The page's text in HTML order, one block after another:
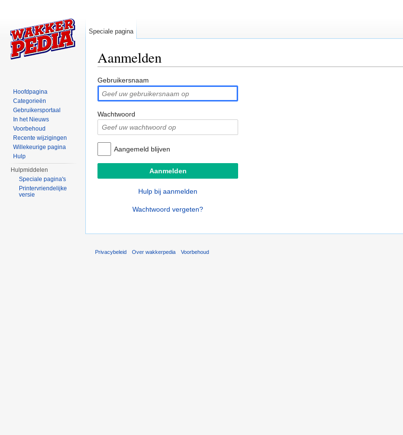
Aanmelden
Gebruikersnaam
Wachtwoord
Aangemeld blijven
Hulp bij aanmelden
Wachtwoord vergeten?
Speciale pagina
Hoofdpagina
Categorieën
Gebruikersportaal
In het Nieuws
Voorbehoud
Recente wijzigingen
Willekeurige pagina
Hulp
Hulpmiddelen
Speciale pagina's
Printervriendelijke
versie
Privacybeleid Over wakkerpedia Voorbehoud